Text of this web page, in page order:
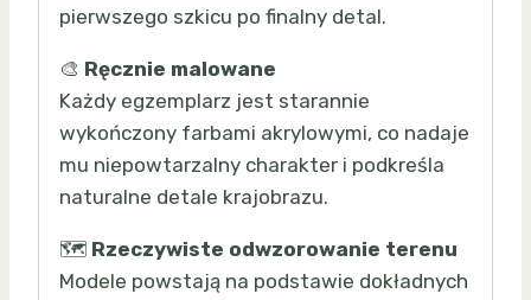
pierwszego szkicu po finalny detal.
🎨 Ręcznie malowane
Każdy egzemplarz jest starannie
wykończony farbami akrylowymi, co nadaje
mu niepowtarzalny charakter i podkreśla
naturalne detale krajobrazu.
🗺️ Rzeczywiste odwzorowanie terenu
Modele powstają na podstawie dokładnych